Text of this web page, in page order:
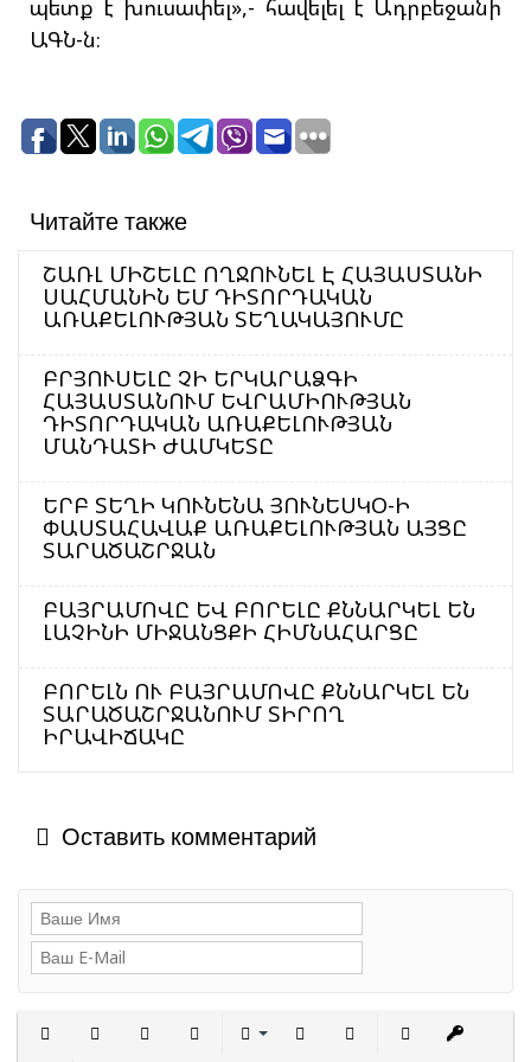
պետք է խուսափել»,- հավելել է Ադրբեջանի
ԱԳՆ-ն։
Читайте также
ՇԱՌԼ ՄԻՇԵԼԸ ՈՂՋՈՒՆԵԼ Է ՀԱՅԱՍՏԱՆԻ
ՍԱՀՄԱՆԻՆ ԵՄ ԴԻՏՈՐԴԱԿԱՆ
ԱՌԱՔԵԼՈՒԹՅԱՆ ՏԵՂԱԿԱՅՈՒՄԸ
ԲՐՅՈՒՍԵԼԸ ՉԻ ԵՐԿԱՐԱՁԳԻ
ՀԱՅԱՍՏԱՆՈՒՄ ԵՎՐԱՄԻՈՒԹՅԱՆ
ԴԻՏՈՐԴԱԿԱՆ ԱՌԱՔԵԼՈՒԹՅԱՆ
ՄԱՆԴԱՏԻ ԺԱՄԿԵՏԸ
ԵՐԲ ՏԵՂԻ ԿՈՒՆԵՆԱ ՅՈՒՆԵՍԿՕ-Ի
ՓԱՍՏԱՀԱՎԱՔ ԱՌԱՔԵԼՈՒԹՅԱՆ ԱՅՑԸ
ՏԱՐԱԾԱՇՐՋԱՆ
ԲԱՅՐԱՄՈՎԸ ԵՎ ԲՈՐԵԼԸ ՔՆՆԱՐԿԵԼ ԵՆ
ԼԱՉԻՆԻ ՄԻՋԱՆՑՔԻ ՀԻՄՆԱՀԱՐՑԸ
ԲՈՐԵԼՆ ՈՒ ԲԱՅՐԱՄՈՎԸ ՔՆՆԱՐԿԵԼ ԵՆ
ՏԱՐԱԾԱՇՐՋԱՆՈՒՄ ՏԻՐՈՂ
ԻՐԱՎԻՃԱԿԸ
Оставить комментарий